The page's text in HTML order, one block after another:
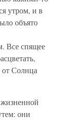
утром, и в
объято
Все спящее
Солнца
они